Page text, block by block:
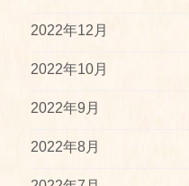
2022年12月
2022年10月
2022年9月
2022年8月